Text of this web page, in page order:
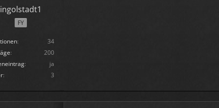
ingolstadt1
FY
34
200
ja
3